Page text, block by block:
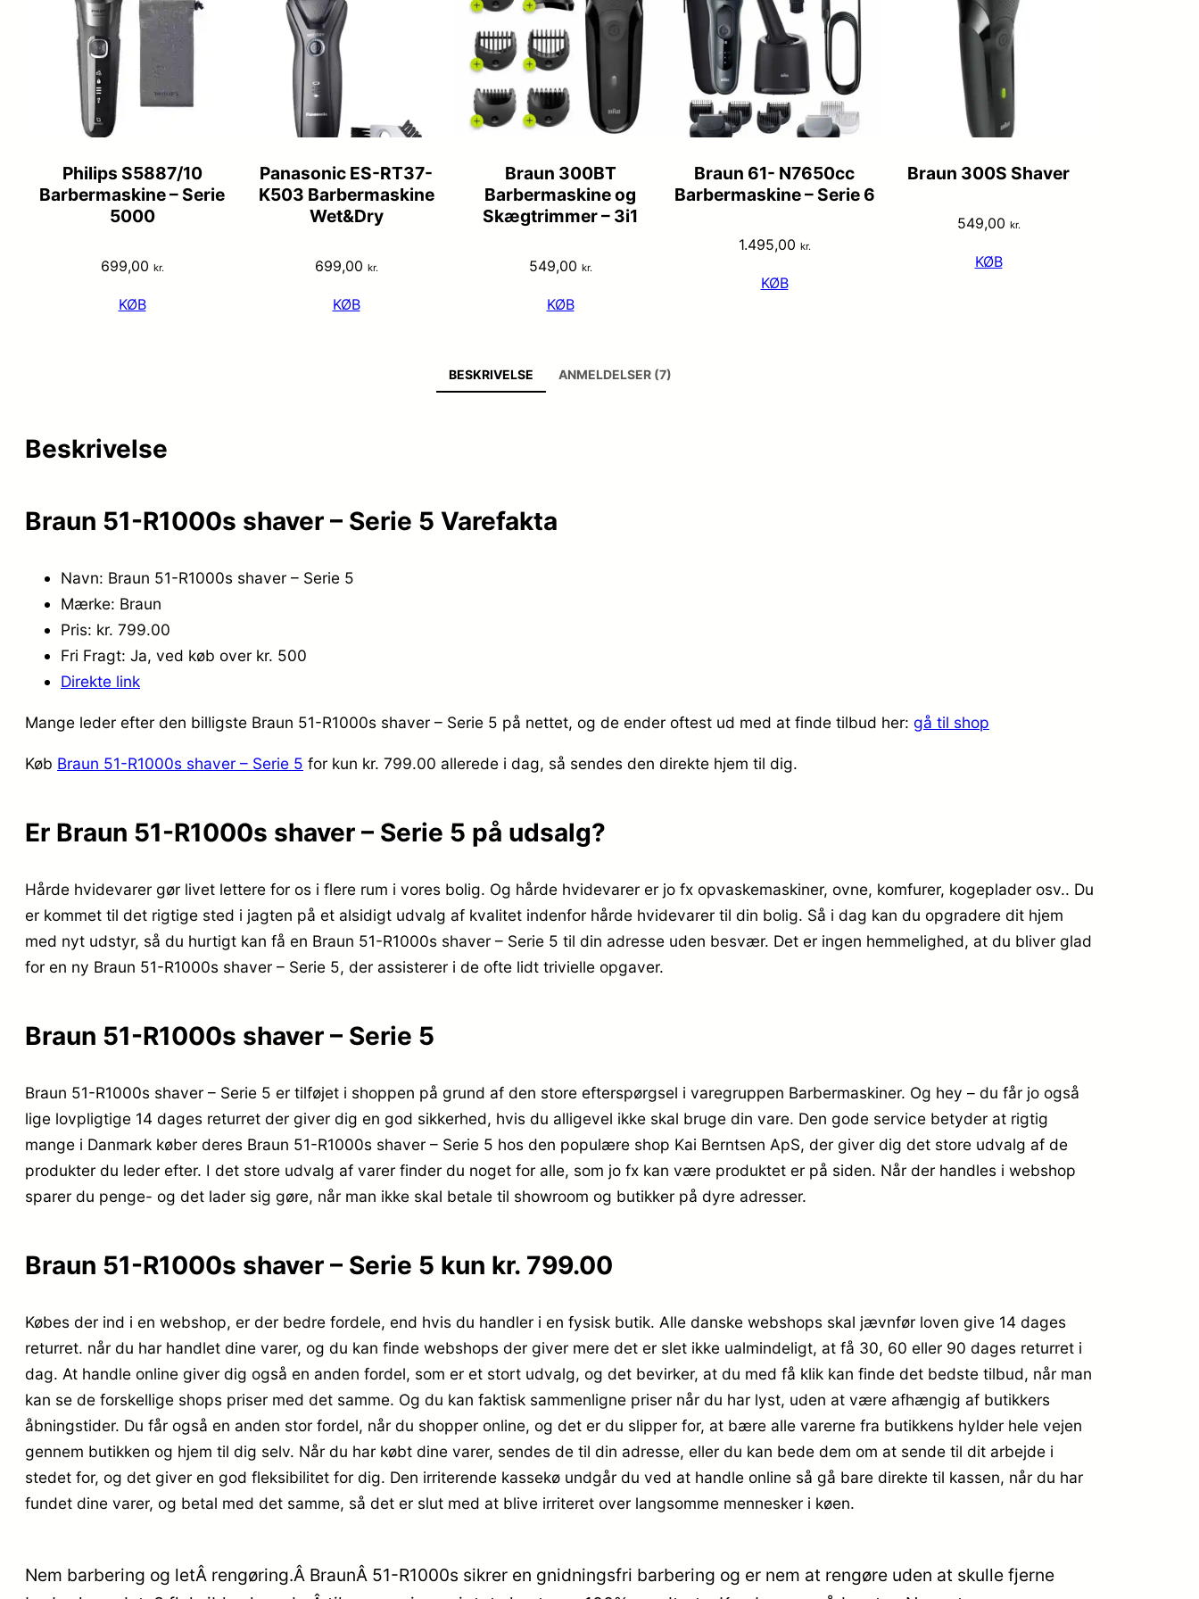
Philips S5887/10
Barbermaskine – Serie
5000
699,00 kr.
KØB
Panasonic ES-RT37-
K503 Barbermaskine
Wet&Dry
699,00 kr.
KØB
Braun 300BT
Barbermaskine og
Skægtrimmer – 3i1
549,00 kr.
KØB
Braun 61- N7650cc
Barbermaskine – Serie 6
1.495,00 kr.
KØB
Braun 300S Shaver
549,00 kr.
KØB
BESKRIVELSE ANMELDELSER (7)
Beskrivelse
Braun 51-R1000s shaver – Serie 5 Varefakta
Navn: Braun 51-R1000s shaver – Serie 5
Mærke: Braun
Pris: kr. 799.00
Fri Fragt: Ja, ved køb over kr. 500
Direkte link
Mange leder efter den billigste Braun 51-R1000s shaver – Serie 5 på nettet, og de ender oftest ud med at finde tilbud her: gå til shop
Køb Braun 51-R1000s shaver – Serie 5 for kun kr. 799.00 allerede i dag, så sendes den direkte hjem til dig.
Er Braun 51-R1000s shaver – Serie 5 på udsalg?
Hårde hvidevarer gør livet lettere for os i flere rum i vores bolig. Og hårde hvidevarer er jo fx opvaskemaskiner, ovne, komfurer, kogeplader osv.. Du
er kommet til det rigtige sted i jagten på et alsidigt udvalg af kvalitet indenfor hårde hvidevarer til din bolig. Så i dag kan du opgradere dit hjem
med nyt udstyr, så du hurtigt kan få en Braun 51-R1000s shaver – Serie 5 til din adresse uden besvær. Det er ingen hemmelighed, at du bliver glad
for en ny Braun 51-R1000s shaver – Serie 5, der assisterer i de ofte lidt trivielle opgaver.
Braun 51-R1000s shaver – Serie 5
Braun 51-R1000s shaver – Serie 5 er tilføjet i shoppen på grund af den store efterspørgsel i varegruppen Barbermaskiner. Og hey – du får jo også
lige lovpligtige 14 dages returret der giver dig en god sikkerhed, hvis du alligevel ikke skal bruge din vare. Den gode service betyder at rigtig
mange i Danmark køber deres Braun 51-R1000s shaver – Serie 5 hos den populære shop Kai Berntsen ApS, der giver dig det store udvalg af de
produkter du leder efter. I det store udvalg af varer finder du noget for alle, som jo fx kan være produktet er på siden. Når der handles i webshop
sparer du penge- og det lader sig gøre, når man ikke skal betale til showroom og butikker på dyre adresser.
Braun 51-R1000s shaver – Serie 5 kun kr. 799.00
Købes der ind i en webshop, er der bedre fordele, end hvis du handler i en fysisk butik. Alle danske webshops skal jævnfør loven give 14 dages
returret. når du har handlet dine varer, og du kan finde webshops der giver mere det er slet ikke ualmindeligt, at få 30, 60 eller 90 dages returret i
dag. At handle online giver dig også en anden fordel, som er et stort udvalg, og det bevirker, at du med få klik kan finde det bedste tilbud, når man
kan se de forskellige shops priser med det samme. Og du kan faktisk sammenligne priser når du har lyst, uden at være afhængig af butikkers
åbningstider. Du får også en anden stor fordel, når du shopper online, og det er du slipper for, at bære alle varerne fra butikkens hylder hele vejen
gennem butikken og hjem til dig selv. Når du har købt dine varer, sendes de til din adresse, eller du kan bede dem om at sende til dit arbejde i
stedet for, og det giver en god fleksibilitet for dig. Den irriterende kassekø undgår du ved at handle online så gå bare direkte til kassen, når du har
fundet dine varer, og betal med det samme, så det er slut med at blive irriteret over langsomme mennesker i køen.
Nem barbering og letÂ rengøring.Â BraunÂ 51-R1000s sikrer en gnidningsfri barbering og er nem at rengøre uden at skulle fjerne